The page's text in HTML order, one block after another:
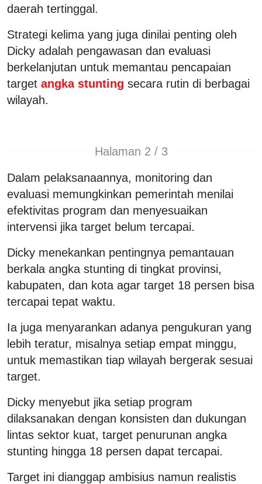
daerah tertinggal.
Strategi kelima yang juga dinilai penting oleh
Dicky adalah pengawasan dan evaluasi
berkelanjutan untuk memantau pencapaian
target angka stunting secara rutin di berbagai
wilayah.
Halaman 2 / 3
Dalam pelaksanaannya, monitoring dan
evaluasi memungkinkan pemerintah menilai
efektivitas program dan menyesuaikan
intervensi jika target belum tercapai.
Dicky menekankan pentingnya pemantauan
berkala angka stunting di tingkat provinsi,
kabupaten, dan kota agar target 18 persen bisa
tercapai tepat waktu.
Ia juga menyarankan adanya pengukuran yang
lebih teratur, misalnya setiap empat minggu,
untuk memastikan tiap wilayah bergerak sesuai
target.
Dicky menyebut jika setiap program
dilaksanakan dengan konsisten dan dukungan
lintas sektor kuat, target penurunan angka
stunting hingga 18 persen dapat tercapai.
Target ini dianggap ambisius namun realistis